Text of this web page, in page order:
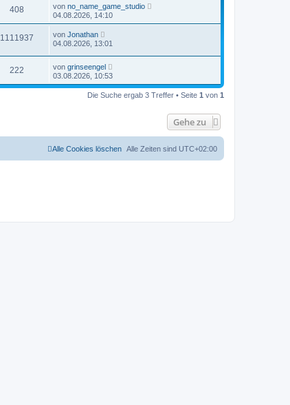
408 von no_name_game_studio
04.08.2026, 14:10
1111937 von Jonathan
04.08.2026, 13:01
222 von grinseengel
03.08.2026, 10:53
Die Suche ergab 3 Treffer • Seite 1 von 1
Gehe zu
Alle Zeiten sind UTC+02:00
Alle Cookies löschen